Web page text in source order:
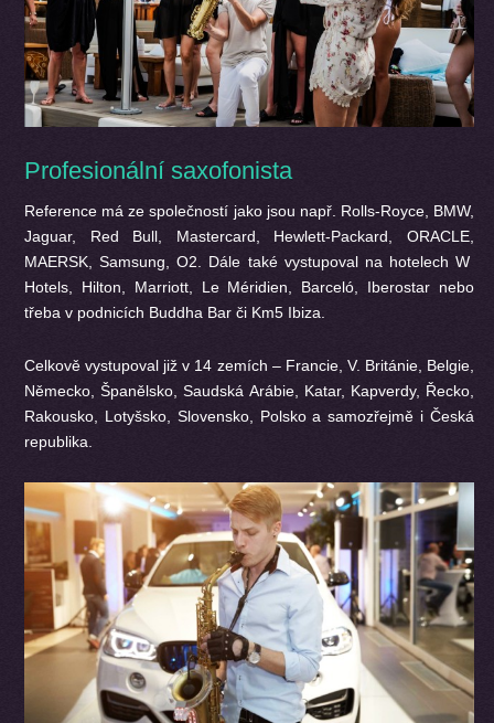
Profesionální saxofonista
Reference má ze společností jako jsou např. Rolls-Royce, BMW,
Jaguar, Red Bull, Mastercard, Hewlett-Packard, ORACLE,
MAERSK, Samsung, O2. Dále také vystupoval na hotelech W
Hotels, Hilton, Marriott, Le Méridien, Barceló, Iberostar nebo
třeba v podnicích Buddha Bar či Km5 Ibiza.
Celkově vystupoval již v 14 zemích – Francie, V. Británie, Belgie,
Německo, Španělsko, Saudská Arábie, Katar, Kapverdy, Řecko,
Rakousko, Lotyšsko, Slovensko, Polsko a samozřejmě i Česká
republika.